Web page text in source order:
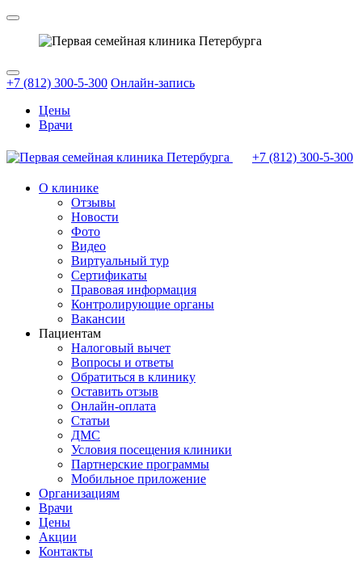
+7 (812) 300-5-300 Онлайн-запись
Цены
Врачи
+7 (812) 300-5-300
О клинике
Отзывы
Новости
Фото
Видео
Виртуальный тур
Сертификаты
Правовая информация
Контролирующие органы
Вакансии
Пациентам
Налоговый вычет
Вопросы и ответы
Обратиться в клинику
Оставить отзыв
Онлайн-оплата
Статьи
ДМС
Условия посещения клиники
Партнерские программы
Мобильное приложение
Организациям
Врачи
Цены
Акции
Контакты